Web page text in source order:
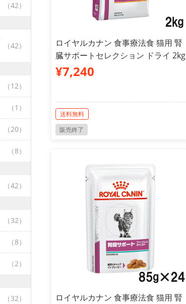
（42）
（42）
（12）
（1）
（20）
（8）
（42）
（32）
（8）
（2）
（32）
ロイヤルカナン 食事療法食 猫用 腎
臓サポートセレクション ドライ 2kg
¥7,240
送料無料
販売終了
ロイヤルカナン 食事療法食 猫用 腎